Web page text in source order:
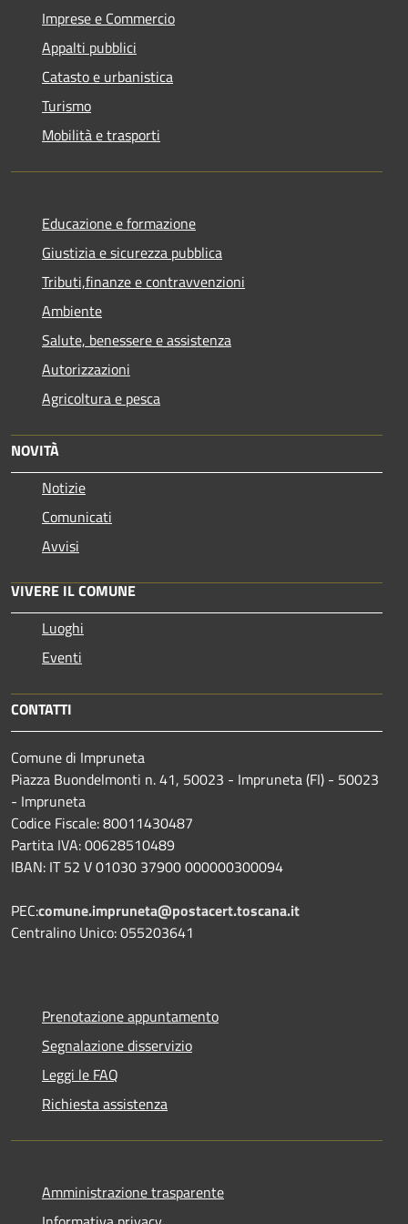
Imprese e Commercio
Appalti pubblici
Catasto e urbanistica
Turismo
Mobilità e trasporti
Educazione e formazione
Giustizia e sicurezza pubblica
Tributi,finanze e contravvenzioni
Ambiente
Salute, benessere e assistenza
Autorizzazioni
Agricoltura e pesca
NOVITÀ
Notizie
Comunicati
Avvisi
VIVERE IL COMUNE
Luoghi
Eventi
CONTATTI
Comune di Impruneta
Piazza Buondelmonti n. 41, 50023 - Impruneta (FI) - 50023
- Impruneta
Codice Fiscale: 80011430487
Partita IVA: 00628510489
IBAN: IT 52 V 01030 37900 000000300094
PEC:comune.impruneta@postacert.toscana.it
Centralino Unico: 055203641
Prenotazione appuntamento
Segnalazione disservizio
Leggi le FAQ
Richiesta assistenza
Amministrazione trasparente